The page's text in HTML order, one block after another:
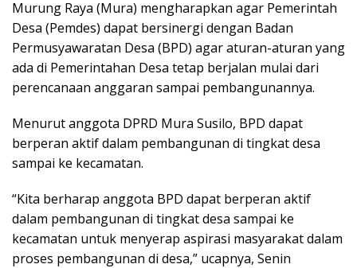
Murung Raya (Mura) mengharapkan agar Pemerintah
Desa (Pemdes) dapat bersinergi dengan Badan
Permusyawaratan Desa (BPD) agar aturan-aturan yang
ada di Pemerintahan Desa tetap berjalan mulai dari
perencanaan anggaran sampai pembangunannya.
Menurut anggota DPRD Mura Susilo, BPD dapat
berperan aktif dalam pembangunan di tingkat desa
sampai ke kecamatan.
“Kita berharap anggota BPD dapat berperan aktif
dalam pembangunan di tingkat desa sampai ke
kecamatan untuk menyerap aspirasi masyarakat dalam
proses pembangunan di desa,” ucapnya, Senin